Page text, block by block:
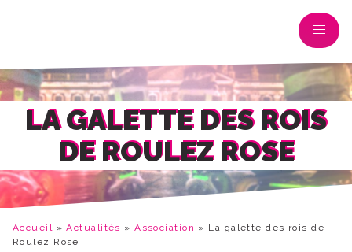
LA GALETTE DES ROIS
DE ROULEZ ROSE
Accueil »Actualités »Association » La galette des rois de
Roulez Rose